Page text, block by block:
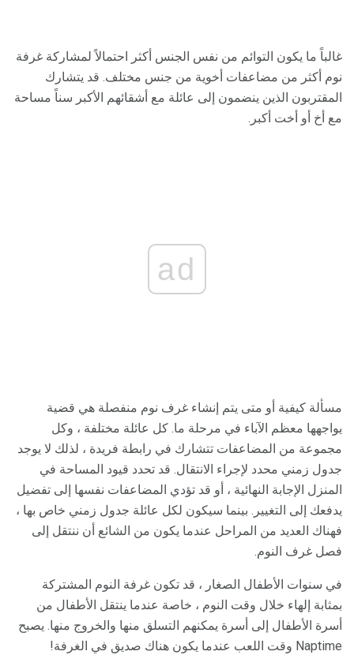
غالباً ما يكون التوائم من نفس الجنس أكثر احتمالاً لمشاركة غرفة
نوم أكثر من مضاعفات أخوية من جنس مختلف. قد يتشارك
المقتربون الذين ينضمون إلى عائلة مع أشقائهم الأكبر سناً مساحة
مع أخ أو أخت أكبر.
ad
مسألة كيفية أو متى يتم إنشاء غرف نوم منفصلة هي قضية
يواجهها معظم الآباء في مرحلة ما. كل عائلة مختلفة ، وكل
مجموعة من المضاعفات تتشارك في رابطة فريدة ، لذلك لا يوجد
جدول زمني محدد لإجراء الانتقال. قد تحدد قيود المساحة في
المنزل الإجابة النهائية ، أو قد تؤدي المضاعفات نفسها إلى تفضيل
يدفعك إلى التغيير. بينما سيكون لكل عائلة جدول زمني خاص بها ،
فهناك العديد من المراحل عندما يكون من الشائع أن ننتقل إلى
فصل غرف النوم.
في سنوات الأطفال الصغار ، قد تكون غرفة النوم المشتركة
بمثابة إلهاء خلال وقت النوم ، خاصة عندما ينتقل الأطفال من
أسرة الأطفال إلى أسرة يمكنهم التسلق منها والخروج منها. يصبح
Naptime وقت اللعب عندما يكون هناك صديق في الغرفة!